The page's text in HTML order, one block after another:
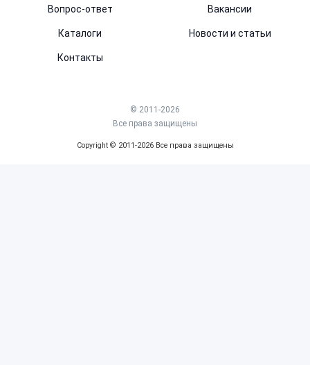
Вопрос-ответ Вакансии
Каталоги Новости и статьи
Контакты
© 2011-2026
Все права защищены
Copyright © 2011-2026 Все права защищены